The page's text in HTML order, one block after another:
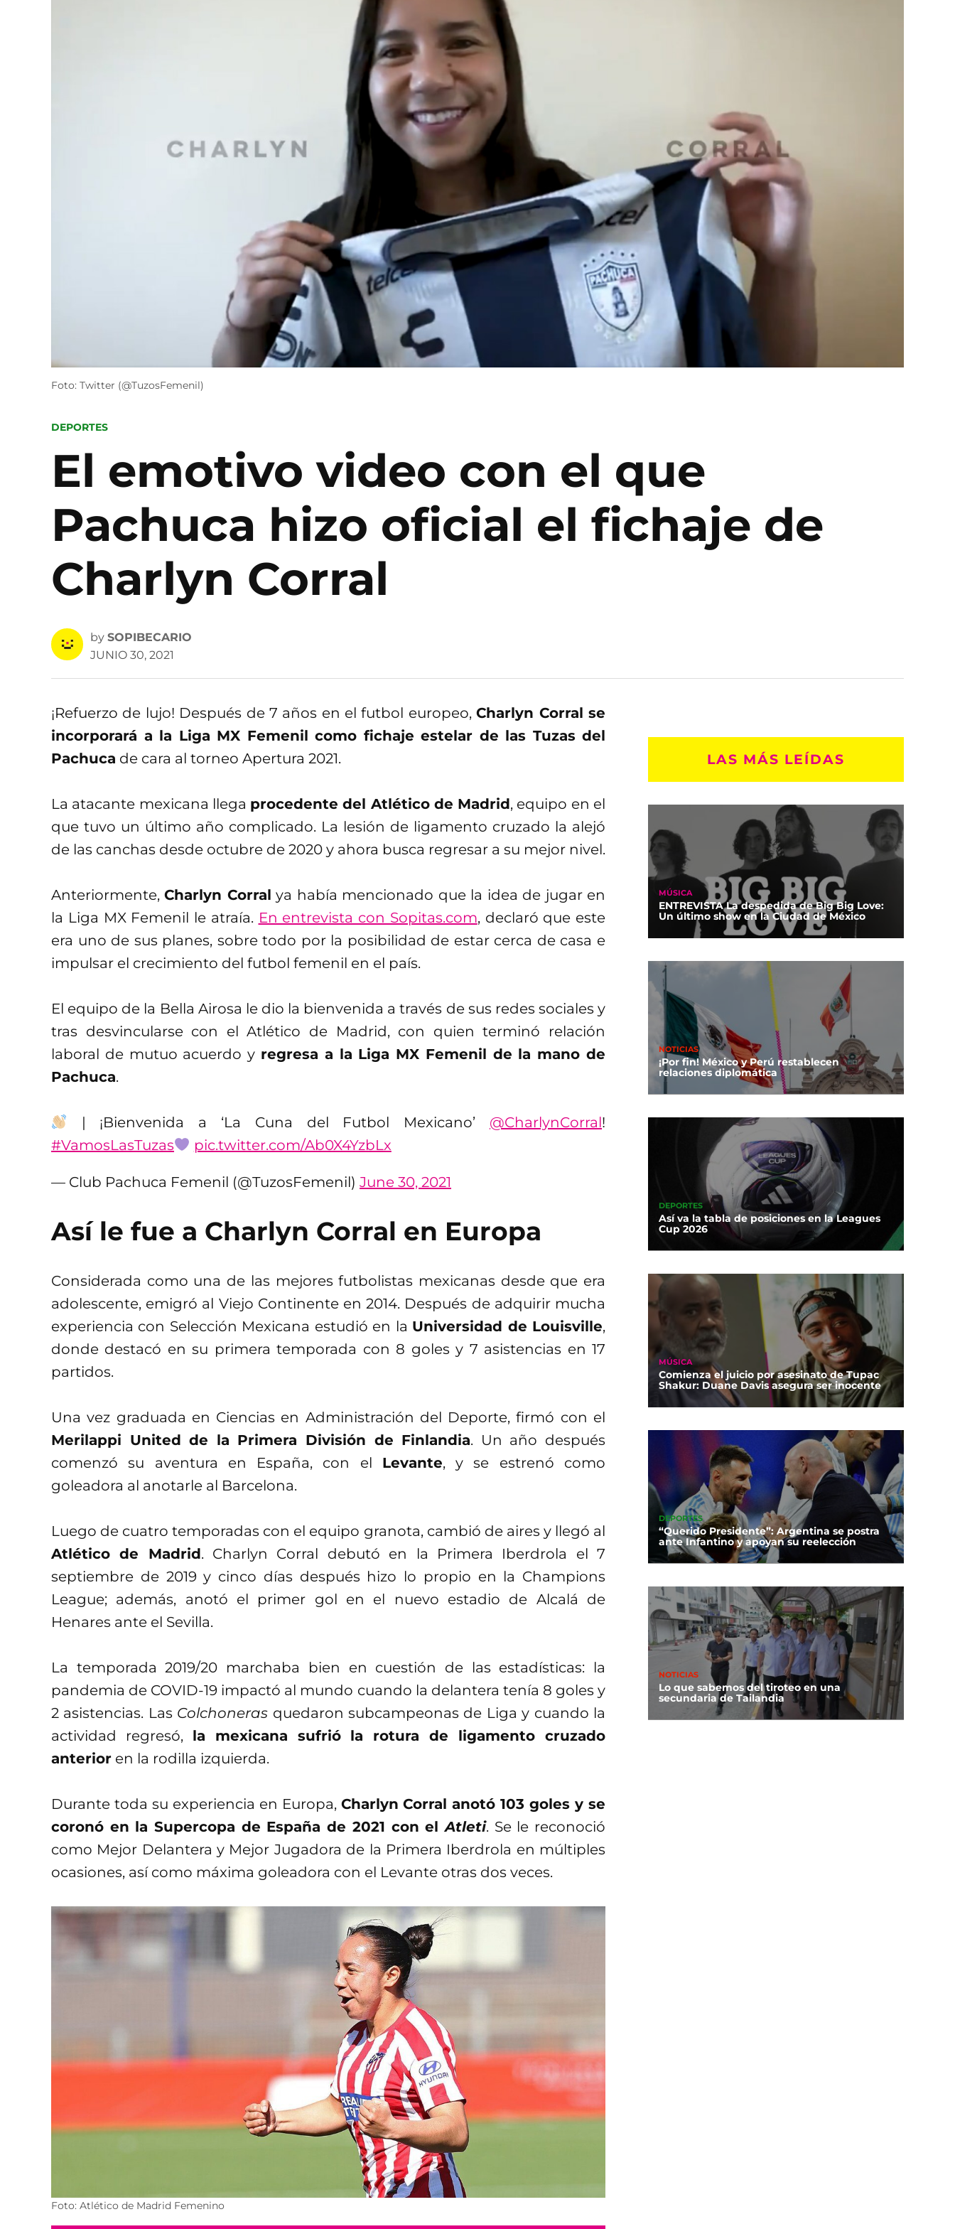
Foto: Twitter (@TuzosFemenil)
POSTED
DEPORTES
El emotivo video con el que
Pachuca hizo oficial el fichaje de
Charlyn Corral
by SOPIBECARIO
JUNIO 30, 2021
¡Refuerzo de lujo! Después de 7 años en el futbol europeo,Charlyn Corral se
incorporará a la Liga MX Femenil como fichaje estelar de las Tuzas del
Pachuca de cara al torneo Apertura 2021.
La atacante mexicana llega procedente del Atlético de Madrid, equipo en el
que tuvo un último año complicado. La lesión de ligamento cruzado la alejó
de las canchas desde octubre de 2020 y ahora busca regresar a su mejor nivel.
Anteriormente,Charlyn Corral ya había mencionado que la idea de jugar en
la Liga MX Femenil le atraía. En entrevista con Sopitas.com, declaró que este
era uno de sus planes, sobre todo por la posibilidad de estar cerca de casa e
impulsar el crecimiento del futbol femenil en el país.
El equipo de la Bella Airosa le dio la bienvenida a través de sus redes sociales y
tras desvincularse con el Atlético de Madrid, con quien terminó relación
laboral de mutuo acuerdo y regresa a la Liga MX Femenil de la mano de
Pachuca.
| ¡Bienvenida a ‘La Cuna del Futbol Mexicano’ @CharlynCorral!
#VamosLasTuzas
pic.twitter.com/Ab0X4YzbLx
— Club Pachuca Femenil (@TuzosFemenil) June 30, 2021
Así le fue a Charlyn Corral en Europa
Considerada como una de las mejores futbolistas mexicanas desde que era
adolescente, emigró al Viejo Continente en 2014. Después de adquirir mucha
experiencia con Selección Mexicana estudió en la Universidad de Louisville,
donde destacó en su primera temporada con 8 goles y 7 asistencias en 17
partidos.
Una vez graduada en Ciencias en Administración del Deporte, firmó con el
Merilappi United de la Primera División de Finlandia. Un año después
comenzó su aventura en España, con el Levante, y se estrenó como
goleadora al anotarle al Barcelona.
Luego de cuatro temporadas con el equipo granota, cambió de aires y llegó al
Atlético de Madrid. Charlyn Corral debutó en la Primera Iberdrola el 7
septiembre de 2019 y cinco días después hizo lo propio en la Champions
League; además, anotó el primer gol en el nuevo estadio de Alcalá de
Henares ante el Sevilla.
La temporada 2019/20 marchaba bien en cuestión de las estadísticas: la
pandemia de COVID-19 impactó al mundo cuando la delantera tenía 8 goles y
2 asistencias. Las Colchoneras quedaron subcampeonas de Liga y cuando la
actividad regresó, la mexicana sufrió la rotura de ligamento cruzado
anterior en la rodilla izquierda.
Durante toda su experiencia en Europa, Charlyn Corral anotó 103 goles y se
coronó en la Supercopa de España de 2021 con elAtleti. Se le reconoció
como Mejor Delantera y Mejor Jugadora de la Primera Iberdrola en múltiples
ocasiones, así como máxima goleadora con el Levante otras dos veces.
Foto: Atlético de Madrid Femenino
LAS MÁS LEÍDAS
MÚSICA
ENTREVISTA La despedida de Big Big Love:
Un último show en la Ciudad de México
NOTICIAS
¡Por fin! México y Perú restablecen
relaciones diplomática
DEPORTES
Así va la tabla de posiciones en la Leagues
Cup 2026
MÚSICA
Comienza el juicio por asesinato de Tupac
Shakur: Duane Davis asegura ser inocente
DEPORTES
“Querido Presidente”: Argentina se postra
ante Infantino y apoyan su reelección
NOTICIAS
Lo que sabemos del tiroteo en una
secundaria de Tailandia